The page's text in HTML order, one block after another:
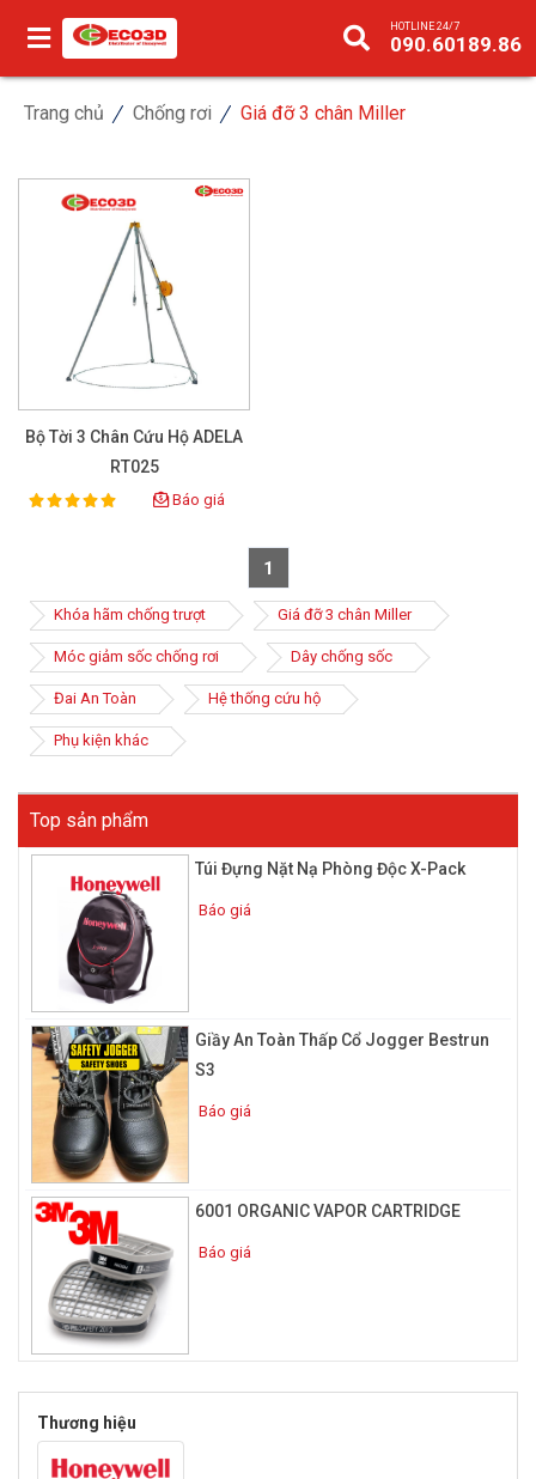
HOTLINE 24/7
090.60189.86
Trang chủ Chống rơi Giá đỡ 3 chân Miller
Bộ Tời 3 Chân Cứu Hộ ADELA
RT025
Rating:
100% Báo giá
1
Khóa hãm chống trượt Giá đỡ 3 chân Miller
Móc giảm sốc chống rơi Dây chống sốc
Đai An Toàn Hệ thống cứu hộ
Phụ kiện khác
Top sản phẩm
Túi Đựng Nặt Nạ Phòng Độc X-Pack
Báo giá
Giầy An Toàn Thấp Cổ Jogger Bestrun
S3
Báo giá
6001 ORGANIC VAPOR CARTRIDGE
Báo giá
Thương hiệu